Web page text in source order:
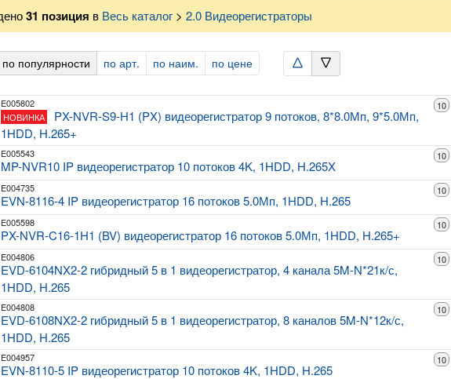
31 позиция в Весь каталог > 2.0 Видеорегистраторы
популярности по арт. по наим. по цене arrowtriangle_up arrowtriangle_down
E005802
НОВИНКА
PX-NVR-S9-H1 (PX) видеорегистратор 9 потоков, 8*8.0Мп, 9*5.0Мп,
1HDD, H.265+
10
E005543
MP-NVR10 IP видеорегистратор 10 потоков 4K, 1HDD, H.265X
10
E004735
EVN-8116-4 IP видеорегистратор 16 потоков 5.0Мп, 1HDD, H.265
10
E005598
PX-NVR-C16-1H1 (BV) видеорегистратор 16 потоков 5.0Мп, 1HDD, H.265+
10
E004806
EVD-6104NX2-2 гибридный 5 в 1 видеорегистратор, 4 канала 5M-N*21к/с,
1HDD, H.265
10
E004808
EVD-6108NX2-2 гибридный 5 в 1 видеорегистратор, 8 каналов 5M-N*12к/с,
1HDD, H.265
10
E004957
EVN-8110-5 IP видеорегистратор 10 потоков 4K, 1HDD, H.265
10